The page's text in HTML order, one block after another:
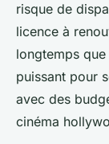
risque de
licence à
longtemps
puissant pour
avec des
cinéma